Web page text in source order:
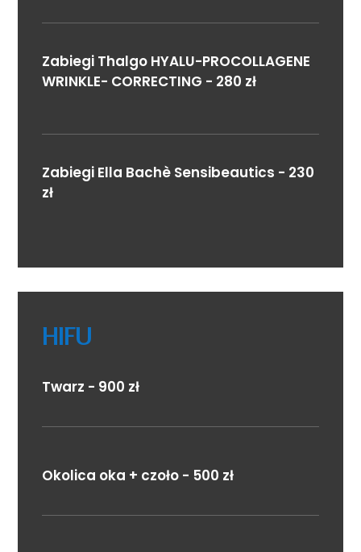
Zabiegi Thalgo HYALU-PROCOLLAGENE
WRINKLE- CORRECTING - 280 zł
Zabiegi Ella Bachè Sensibeautics - 230
zł
HIFU
Twarz - 900 zł
Okolica oka + czoło - 500 zł